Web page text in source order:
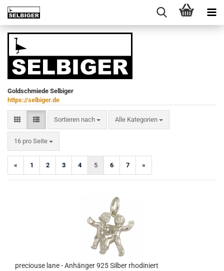
Goldschmiede Selbiger
https://selbiger.de
Sortieren nach
Sortieren nach Alle Kategorien
16 pro Seite
pro Seite
« 1 2 3 4 5 6 7 »
preciouse lane - Anhänger 925 Silber rhodiniert